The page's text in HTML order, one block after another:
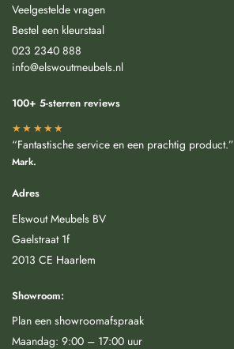
Veelgestelde vragen
Bestel een kleurstaal
023 2340 888
info@elswoutmeubels.nl
100+ 5-sterren reviews
★★★★★
“Fantastische service en een prachtig product.”
Mark.
Adres
Elswout Meubels BV
Gaelstraat 1f
2013 CE Haarlem
Showroom:
Plan een showroomafspraak
Maandag: 9:00 – 17:00 uur